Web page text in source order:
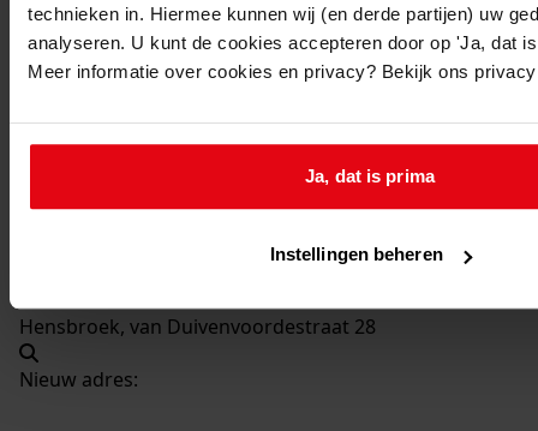
technieken in. Hiermee kunnen wij (en derde partijen) uw
analyseren. U kunt de cookies accepteren door op 'Ja, dat
Meer informatie over cookies en privacy? Bekijk ons
Ja, dat is prima
Instellingen beheren
417Bouw garage, 1974
Datering:
Beschrijving:
Hensbroek, van Duivenvoordestraat 28
Nieuw adres: